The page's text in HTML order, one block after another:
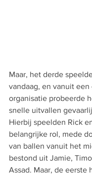
Maar, het derde
vandaag, en vanuit een
organisatie probeerde
snelle uitvallen
Hierbij speelden Rick
belangrijke rol, mede
van ballen vanuit het
bestond uit Jamie,
Assad. Maar, de eerste